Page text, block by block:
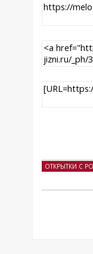
ОТКРЫТКИ С